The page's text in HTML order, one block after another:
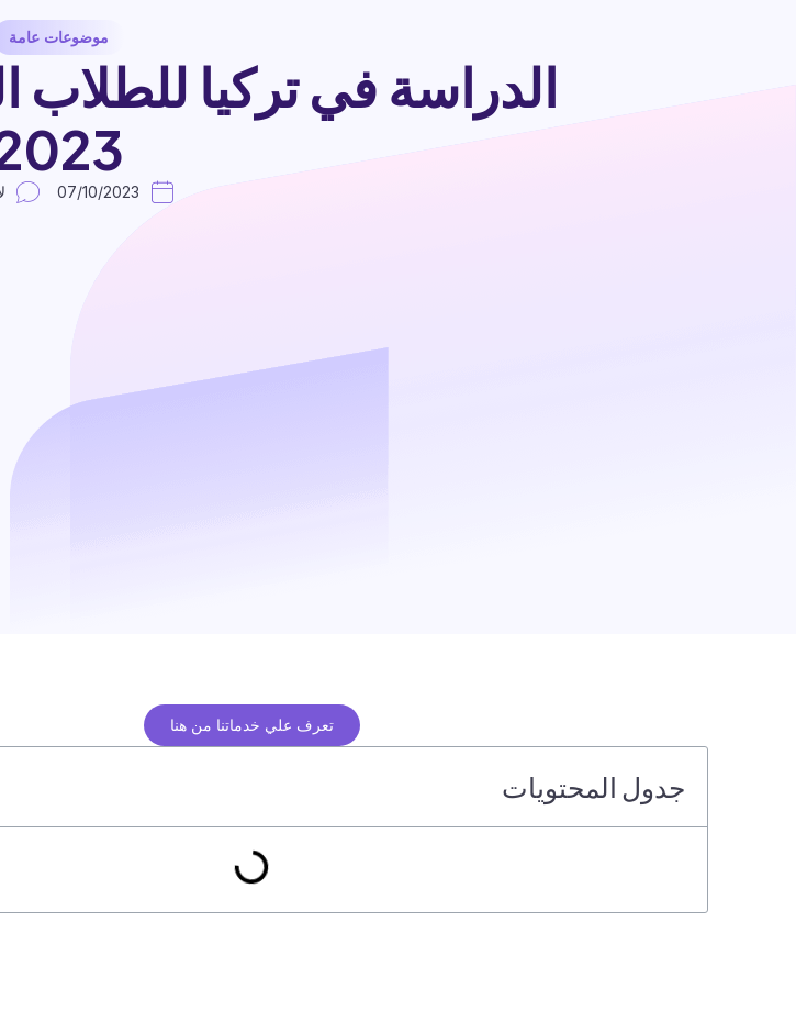
موضوعات عامة
الدراسة في تركيا للطلاب
07/10/2023
تعرف علي خدماتنا من هنا
جدول المحتويات